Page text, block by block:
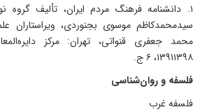
۱. دانشنامه فرهنگ مردم ایران، تألیف گروه
سیدمحمدکاظم موسوی بجنوردی، ویراستاران
محمد جعفری قنواتی، تهران: مرکز
۱۳۹۱۱۳۹۸، ۶ ج.
فلسفه و روان‌شناسی
فلسفه غرب